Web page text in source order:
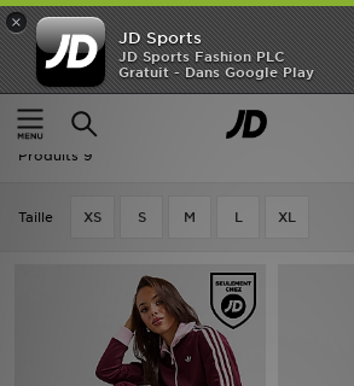
×
JD Sports
JD Sports Fashion PLC
Gratuit - Dans Google Play
Accueil
Femme Vêtements Femme
Rouge Vêtements Femme - Latest
Produits 9
Taille XS S M L XL
Accueil
Nouveautés
Homme